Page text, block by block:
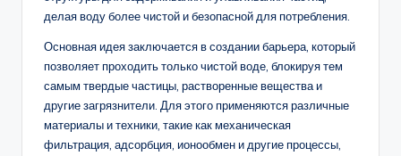
делая воду более чистой и безопасной для потребления.
Основная идея заключается в создании барьера, который
позволяет проходить только чистой воде, блокируя тем
самым твердые частицы, растворенные вещества и
другие загрязнители. Для этого применяются различные
материалы и техники, такие как механическая
фильтрация, адсорбция, ионообмен и другие процессы,